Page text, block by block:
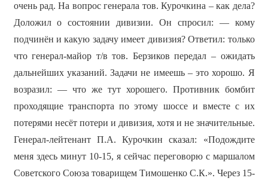
очень рад. На вопрос генерала тов. Курочкина – как дела?
Доложил о состоянии дивизии. Он спросил: — кому
подчинён и какую задачу имеет дивизия? Ответил: только
что генерал-майор т/в тов. Берзиков передал – ожидать
дальнейших указаний. Задачи не имеешь – это хорошо. Я
возразил: — что же тут хорошего. Противник бомбит
проходящие транспорта по этому шоссе и вместе с их
потерями несёт потери и дивизия, хотя и не значительные.
Генерал-лейтенант П.А. Курочкин сказал: «Подождите
меня здесь минут 10-15, я сейчас переговорю с маршалом
Советского Союза товарищем Тимошенко С.К.». Через 15-